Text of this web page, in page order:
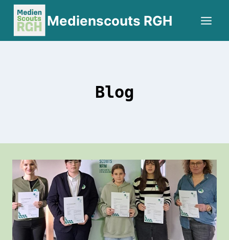
Zum
Inhalt
springen
Medienscouts RGH
Blog